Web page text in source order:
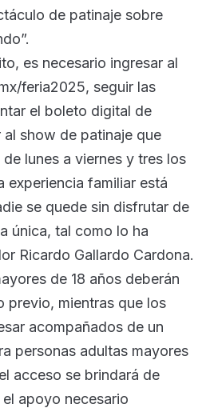
de patinaje sobre
es necesario ingresar al
feria2025, seguir las
el boleto digital de
show de patinaje que
lunes a viernes y tres los
experiencia familiar está
se quede sin disfrutar de
única, tal como lo ha
Ricardo Gallardo Cardona.
de 18 años deberán
previo, mientras que los
acompañados de un
personas adultas mayores
acceso se brindará de
apoyo necesario